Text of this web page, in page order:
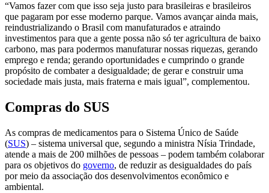
“Vamos fazer com que isso seja justo para brasileiras e brasileiros
que pagaram por esse moderno parque. Vamos avançar ainda mais,
reindustrializando o Brasil com manufaturados e atraindo
investimentos para que a gente possa não só ter agricultura de baixo
carbono, mas para podermos manufaturar nossas riquezas, gerando
emprego e renda; gerando oportunidades e cumprindo o grande
propósito de combater a desigualdade; de gerar e construir uma
sociedade mais justa, mais fraterna e mais igual”, complementou.
Compras do SUS
As compras de medicamentos para o Sistema Único de Saúde
(SUS) – sistema universal que, segundo a ministra Nísia Trindade,
atende a mais de 200 milhões de pessoas – podem também colaborar
para os objetivos do governo, de reduzir as desigualdades do país
por meio da associação dos desenvolvimentos econômico e
ambiental.